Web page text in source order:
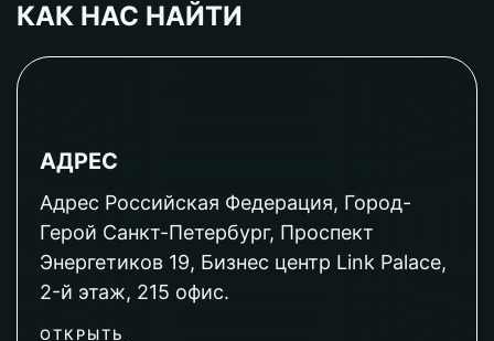
КАК НАС НАЙТИ
АДРЕС
Адрес Российская Федерация, Город-
Герой Санкт-Петербург, Проспект
Энергетиков 19, Бизнес центр Link Palace,
2-й этаж, 215 офис.
ОТКРЫТЬ